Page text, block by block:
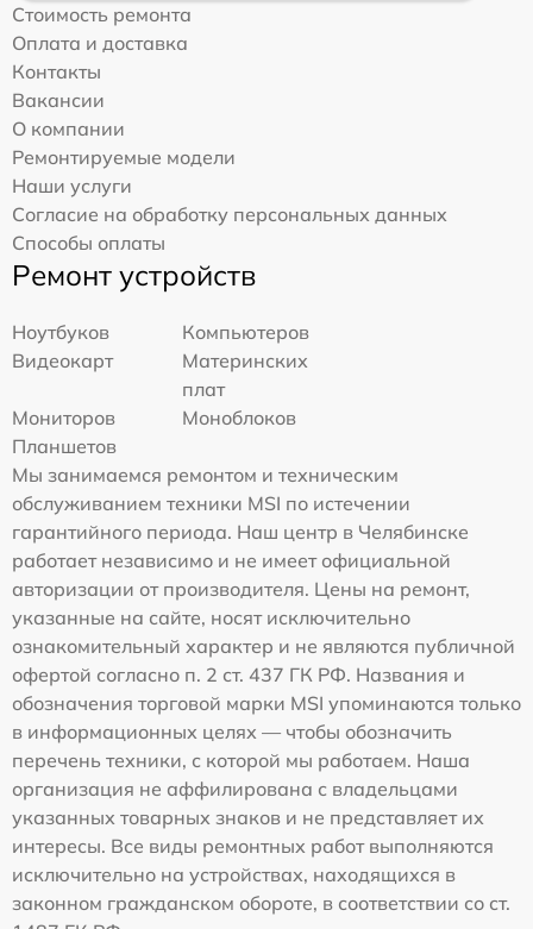
Стоимость ремонта
Оплата и доставка
Контакты
Вакансии
О компании
Ремонтируемые модели
Наши услуги
Согласие на обработку персональных данных
Способы оплаты
Ремонт устройств
Ноутбуков
Компьютеров
Видеокарт
Материнских
плат
Мониторов
Моноблоков
Планшетов
Мы занимаемся ремонтом и техническим
обслуживанием техники MSI по истечении
гарантийного периода. Наш центр в Челябинске
работает независимо и не имеет официальной
авторизации от производителя. Цены на ремонт,
указанные на сайте, носят исключительно
ознакомительный характер и не являются публичной
офертой согласно п. 2 ст. 437 ГК РФ. Названия и
обозначения торговой марки MSI упоминаются только
в информационных целях — чтобы обозначить
перечень техники, с которой мы работаем. Наша
организация не аффилирована с владельцами
указанных товарных знаков и не представляет их
интересы. Все виды ремонтных работ выполняются
исключительно на устройствах, находящихся в
законном гражданском обороте, в соответствии со ст.